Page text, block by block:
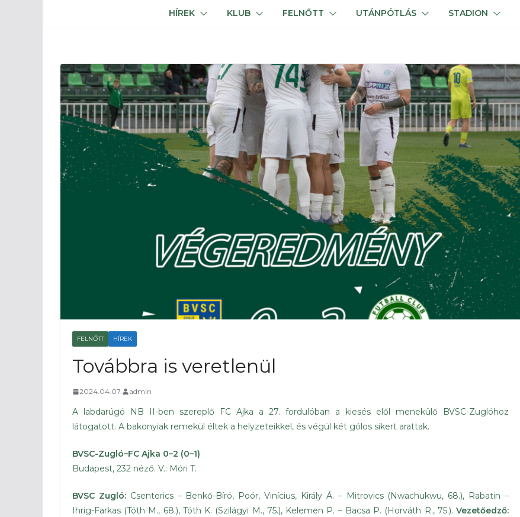
HÍREK KLUB FELNŐTT UTÁNPÓTLÁS STADION
FELNŐTT HÍREK
Továbbra is veretlenül
2024.04.07. admin
A labdarúgó NB II-ben szereplő FC Ajka a 27. fordulóban a kiesés elől menekülő BVSC-Zuglóhoz
látogatott. A bakonyiak remekül éltek a helyzeteikkel, és végül két gólos sikert arattak.
BVSC-Zugló–FC Ajka 0–2 (0–1)
Budapest, 232 néző. V.: Móri T.
BVSC Zugló:Csenterics – Benkő-Bíró, Poór, Vinícius, Király Á. – Mitrovics (Nwachukwu, 68.), Rabatin –
Ihrig-Farkas (Tóth M., 68.), Tóth K. (Szilágyi M., 75.), Kelemen P. – Bacsa P. (Horváth R., 75.). Vezetőedző: